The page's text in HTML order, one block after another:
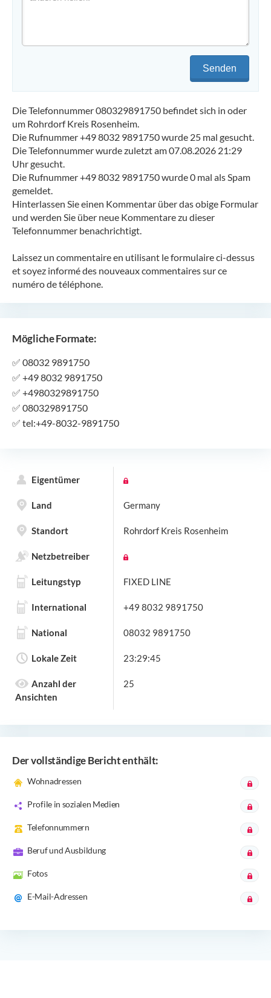
Senden
Die Telefonnummer 080329891750 befindet sich in oder
um Rohrdorf Kreis Rosenheim.
Die Rufnummer +49 8032 9891750 wurde 25 mal gesucht.
Die Telefonnummer wurde zuletzt am 07.08.2026 21:29
Uhr gesucht.
Die Rufnummer +49 8032 9891750 wurde 0 mal als Spam
gemeldet.
Hinterlassen Sie einen Kommentar über das obige Formular
und werden Sie über neue Kommentare zu dieser
Telefonnummer benachrichtigt.
Laissez un commentaire en utilisant le formulaire ci-dessus
et soyez informé des nouveaux commentaires sur ce
numéro de téléphone.
Mögliche Formate:
✅ 08032 9891750
✅ +49 8032 9891750
✅ +4980329891750
✅ 080329891750
✅ tel:+49-8032-9891750
Eigentümer
Land Germany
Standort Rohrdorf Kreis Rosenheim
Netzbetreiber
Leitungstyp FIXED LINE
International +49 8032 9891750
National 08032 9891750
Lokale Zeit 23:29:45
Anzahl der
Ansichten
25
Der vollständige Bericht enthält:
Wohnadressen
Profile in sozialen Medien
Telefonnummern
Beruf und Ausbildung
Fotos
E-Mail-Adressen